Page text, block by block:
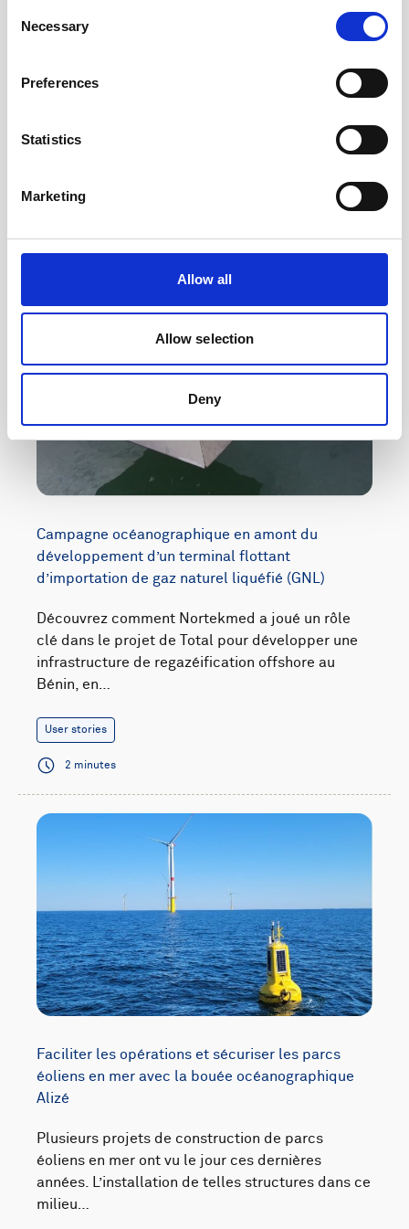
Selection
Necessary
Preferences
Statistics
Marketing
Allow all
Allow selection
Deny
Bouées océanographiques Zéphyr pour surveiller
Tout travail en mer est susceptible d’impacter
risques, la bouée Zéphyr équipée d’un Aquadopp
Campagne océanographique en amont du
développement d’un terminal flottant
d’importation de gaz naturel liquéfié (GNL)
Découvrez comment Nortekmed a joué un rôle
clé dans le projet de Total pour développer une
infrastructure de regazéification offshore au
Bénin, en…
User stories
2 minutes
Faciliter les opérations et sécuriser les parcs
éoliens en mer avec la bouée océanographique
Alizé
Plusieurs projets de construction de parcs
éoliens en mer ont vu le jour ces dernières
années. L’installation de telles structures dans ce
milieu…